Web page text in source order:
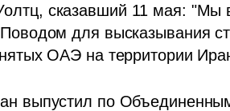
сказавший 11 мая: "Мы
для высказывания
ОАЭ на территории
выпустил по